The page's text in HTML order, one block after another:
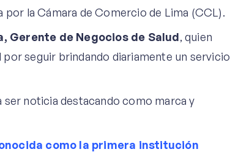
por la Cámara de Comercio de Lima (CCL).
Gerente de Negocios de Salud, quien
seguir brindando diariamente un servicio
ser noticia destacando como marca y
como la primera institución